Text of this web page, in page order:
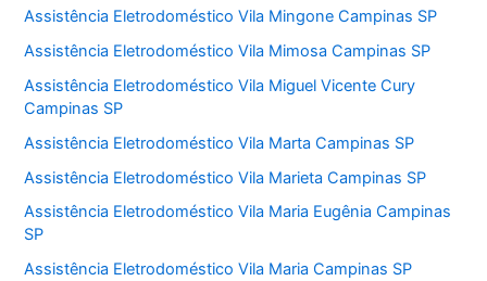
Assistência Eletrodoméstico Vila Mingone Campinas SP
Assistência Eletrodoméstico Vila Mimosa Campinas SP
Assistência Eletrodoméstico Vila Miguel Vicente Cury
Campinas SP
Assistência Eletrodoméstico Vila Marta Campinas SP
Assistência Eletrodoméstico Vila Marieta Campinas SP
Assistência Eletrodoméstico Vila Maria Eugênia Campinas
SP
Assistência Eletrodoméstico Vila Maria Campinas SP